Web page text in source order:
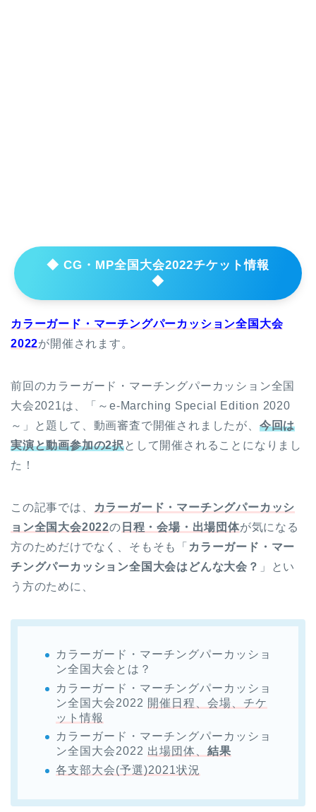
◆ CG・MP全国大会2022チケット情報
◆
カラーガード・マーチングパーカッション全国大会
2022が開催されます。
前回のカラーガード・マーチングパーカッション全国
大会2021は、「～e-Marching Special Edition 2020
～」と題して、動画審査で開催されましたが、 今回は
実演と動画参加の2択として開催されることになりまし
た！
この記事では、
カラーガード・マーチングパーカッシ
ョン全国大会2022の 日程・会場・出場団体が気になる
方のためだけでなく、そもそも「 カラーガード・マー
チングパーカッション全国大会はどんな大会？ 」とい
う方のために、
カラーガード・マーチングパーカッショ
ン全国大会とは？
カラーガード・マーチングパーカッショ
ン全国大会2022 開催日程、会場、 チケ
ット情報
カラーガード・マーチングパーカッショ
ン全国大会2022 出場団体、 結果
各支部大会(予選)2021状況